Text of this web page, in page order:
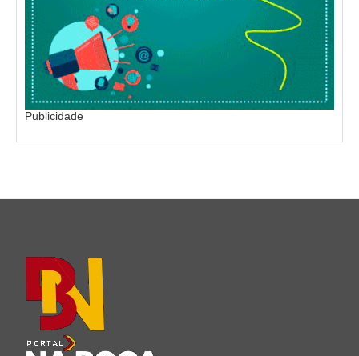
Publicidade